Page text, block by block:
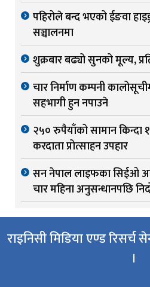
पहिरोले बन्द भएको ईङवा
सञ्चालनमा
शुक्रबार बढ्यो सुनको मूल्य,
चार निर्माण कम्पनी
सहभागी हुन नपाउने
२५० रुपैयाँको सामान
करदाता प्रोत्साहन उपहार
सन नेपाल लाइफका सिईओ
चार महिना अनुसन्धानपछि
राइनिसी मिडिया एण्ड रिसर्च
।